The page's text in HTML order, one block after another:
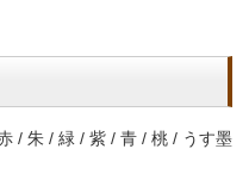
/ 朱 / 緑 / 紫 / 青 / 桃 / うす墨